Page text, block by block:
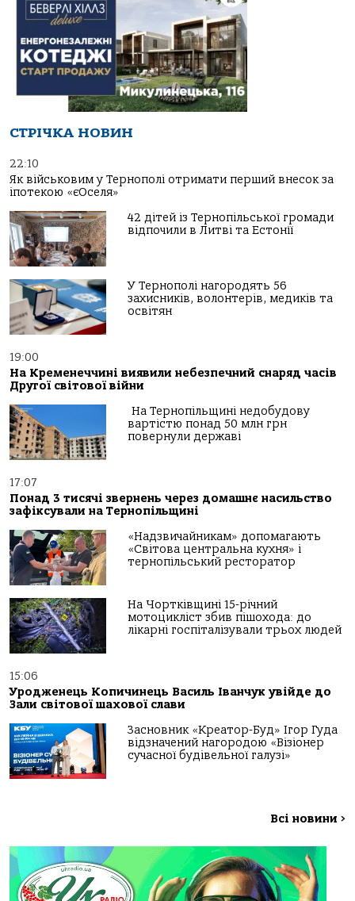
СТРІЧКА НОВИН
22:10
Як військовим у Тернополі отримати перший внесок за
іпотекою «єОселя»
42 дітей із Тернопільської громади
відпочили в Литві та Естонії
У Тернополі нагородять 56
захисників, волонтерів, медиків та
освітян
19:00
На Кременеччині виявили небезпечний снаряд часів
Другої світової війни
На Тернопільщині недобудову
вартістю понад 50 млн грн
повернули державі
17:07
Понад 3 тисячі звернень через домашнє насильство
зафіксували на Тернопільщині
«Надзвичайникам» допомагають
«Світова центральна кухня» і
тернопільський ресторатор
На Чортківщині 15-річний
мотоцикліст збив пішохода: до
лікарні госпіталізували трьох людей
15:06
Уродженець Копичинець Василь Іванчук увійде до
Зали світової шахової слави
Засновник «Креатор-Буд» Ігор Гуда
відзначений нагородою «Візіонер
сучасної будівельної галузі»
Всі новини >